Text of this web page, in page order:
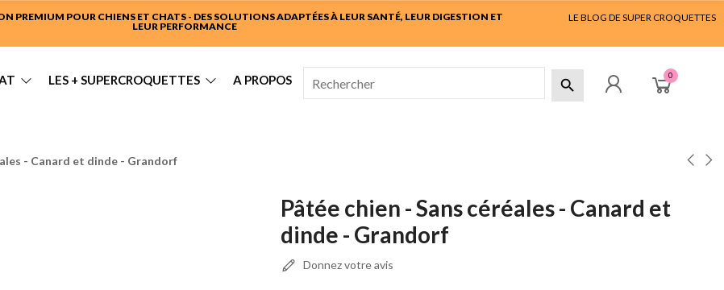
PREMIUM POUR CHIENS ET CHATS - DES SOLUTIONS ADAPTÉES À LEUR SANTÉ, LEUR DIGESTION ET
LEUR PERFORMANCE
LE BLOG DE SUPER CROQUETTES
LES + SUPERCROQUETTES A PROPOS 
0
- Canard et dinde - Grandorf
Pâtée chien - Sans céréales - Canard et
dinde - Grandorf
Donnez votre avis